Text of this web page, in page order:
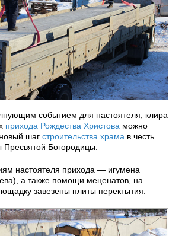
событием для настоятеля, клира
прихода Рождества Христова можно
шаг строительства храма в честь
Пресвятой Богородицы.
настоятеля прихода — игумена
а также помощи меценатов, на
завезены плиты перектытия.